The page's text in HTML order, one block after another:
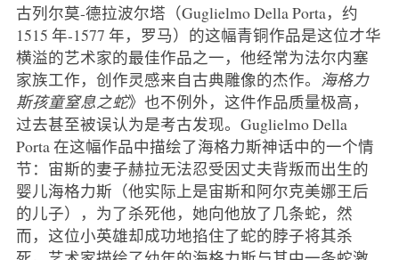
古列尔莫-德拉波尔塔（Guglielmo Della Porta，约
1515 年-1577 年，罗马）的这幅青铜作品是这位才华
横溢的艺术家的最佳作品之一，他经常为法尔内塞
家族工作，创作灵感来自古典雕像的杰作。 海格力
斯孩童窒息之蛇》也不例外，这件作品质量极高，
过去甚至被误认为是考古发现。Guglielmo Della
Porta 在这幅作品中描绘了海格力斯神话中的一个情
节：宙斯的妻子赫拉无法忍受因丈夫背叛而出生的
婴儿海格力斯（他实际上是宙斯和阿尔克美娜王后
的儿子），为了杀死他，她向他放了几条蛇，然
而，这位小英雄却成功地掐住了蛇的脖子将其杀